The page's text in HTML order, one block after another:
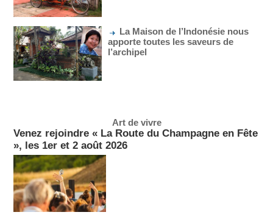
La Maison de l’Indonésie nous
apporte toutes les saveurs de
l’archipel
Art de vivre
Venez rejoindre « La Route du Champagne en Fête
», les 1er et 2 août 2026